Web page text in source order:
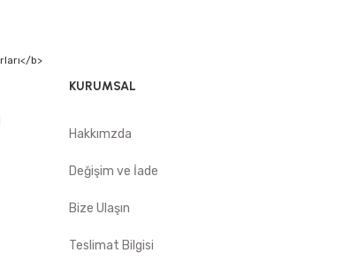
KURUMSAL
Hakkımzda
Değişim ve İade
Bize Ulaşın
Teslimat Bilgisi